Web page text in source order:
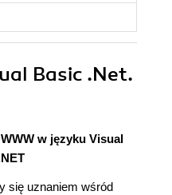
Basic .Net.
w języku Visual
się uznaniem wśród